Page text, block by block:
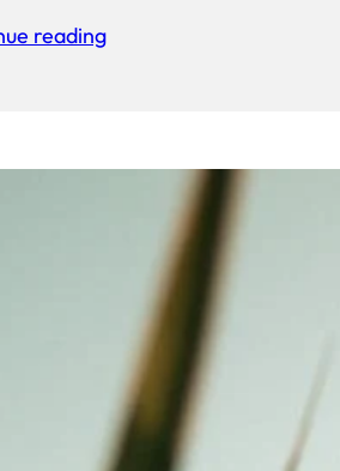
reading